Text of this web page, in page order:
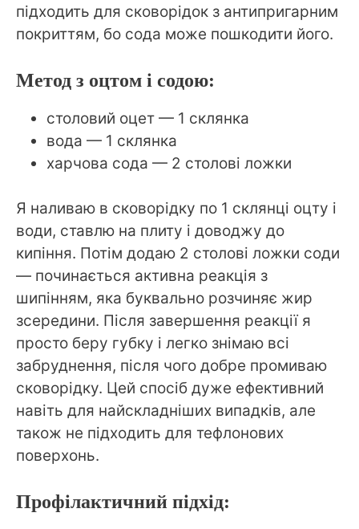
підходить для сковорідок з антипригарним
покриттям, бо сода може пошкодити його.
Метод з оцтом і содою:
столовий оцет — 1 склянка
вода — 1 склянка
харчова сода — 2 столові ложки
Я наливаю в сковорідку по 1 склянці оцту і
води, ставлю на плиту і доводжу до
кипіння. Потім додаю 2 столові ложки соди
— починається активна реакція з
шипінням, яка буквально розчиняє жир
зсередини. Після завершення реакції я
просто беру губку і легко знімаю всі
забруднення, після чого добре промиваю
сковорідку. Цей спосіб дуже ефективний
навіть для найскладніших випадків, але
також не підходить для тефлонових
поверхонь.
Профілактичний підхід: